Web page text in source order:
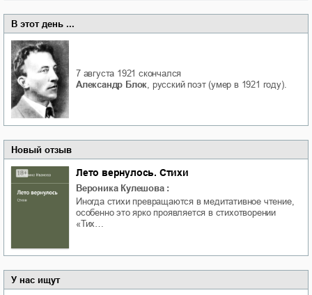
В этот день ...
7 августа 1921 скончался
Александр Блок, русский поэт (умер в 1921 году).
Новый отзыв
Лето вернулось. Стихи
Вероника Кулешова :
Иногда стихи превращаются в медитативное чтение,
особенно это ярко проявляется в стихотворении
«Тих…
У нас ищут